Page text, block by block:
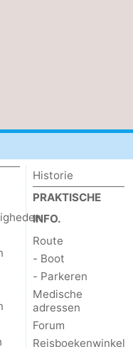
Historie
PRAKTISCHE
INFO.
Route
- Boot
- Parkeren
Medische
adressen
Forum
Reisboekenwinkel